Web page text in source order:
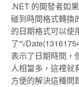
.NET 的開發者如
碰到時間格式轉換
的日期格式可以使
了"\/
表示了日期時間，
人相當多，這裡就
方便的解決這種問